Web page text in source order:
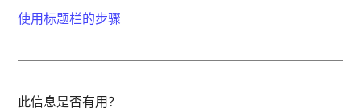
使用标题栏的步骤
此信息是否有用？